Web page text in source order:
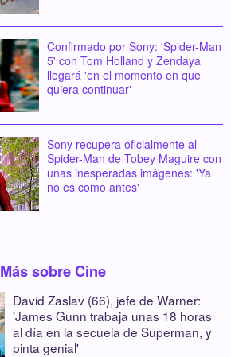
Confirmado por Sony: 'Spider-Man
5' con Tom Holland y Zendaya
llegará 'en el momento en que
quiera continuar'
Sony recupera oficialmente al
Spider-Man de Tobey Maguire con
unas inesperadas imágenes: 'Ya
no es como antes'
Más sobre Cine
David Zaslav (66), jefe de Warner:
'James Gunn trabaja unas 18 horas
al día en la secuela de Superman, y
pinta genial'